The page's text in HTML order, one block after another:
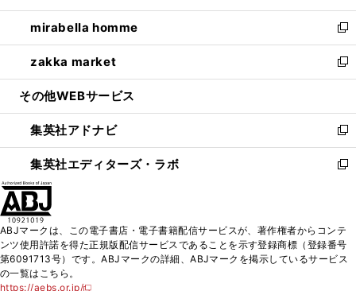
開
く
ウ
で
開
く
ン
ド
ウ
で
開
ウ
ィ
ン
ド
ウ
開
く
し
い
ウ
ィ
ン
ウ
で
開
く
mirabella homme
新
し
い
ウ
ン
ド
ウ
で
zakka market
新
し
ウ
ィ
ン
ド
く
その他WEBサービス
集英社アドナビ
新
し
い
ド
ウ
で
集英社エディターズ・ラボ
新
ィ
ン
ド
ABJマークは、この電子書店・電子書籍配信サービスが、著作権者からコンテ
ンツ使用許諾を得た正規版配信サービスであることを示す登録商標（登録番号
第6091713号）です。ABJマークの詳細、ABJマークを掲示しているサービス
の一覧はこちら。
https://aebs.or.jp/